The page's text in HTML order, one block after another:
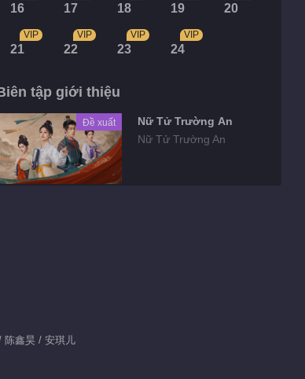
16 17 18 19 20
21
VIP
22
VIP
23
VIP
24
VIP
tập giới thiệu
Đề xuất
Nữ Tử Trường An
Nữ Tử Trường An
陈鑫昊 / 安琪儿